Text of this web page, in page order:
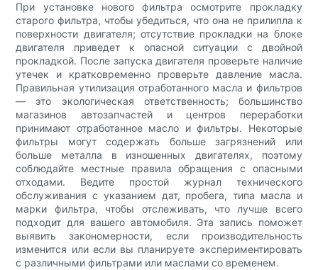
При установке нового фильтра осмотрите прокладку
старого фильтра, чтобы убедиться, что она не прилипла к
поверхности двигателя; отсутствие прокладки на блоке
двигателя приведет к опасной ситуации с двойной
прокладкой. После запуска двигателя проверьте наличие
утечек и кратковременно проверьте давление масла.
Правильная утилизация отработанного масла и фильтров
— это экологическая ответственность; большинство
магазинов автозапчастей и центров переработки
принимают отработанное масло и фильтры. Некоторые
фильтры могут содержать больше загрязнений или
больше металла в изношенных двигателях, поэтому
соблюдайте местные правила обращения с опасными
отходами. Ведите простой журнал технического
обслуживания с указанием дат, пробега, типа масла и
марки фильтра, чтобы отслеживать, что лучше всего
подходит для вашего автомобиля. Эта запись поможет
выявить закономерности, если производительность
изменится или если вы планируете экспериментировать
с различными фильтрами или маслами со временем.